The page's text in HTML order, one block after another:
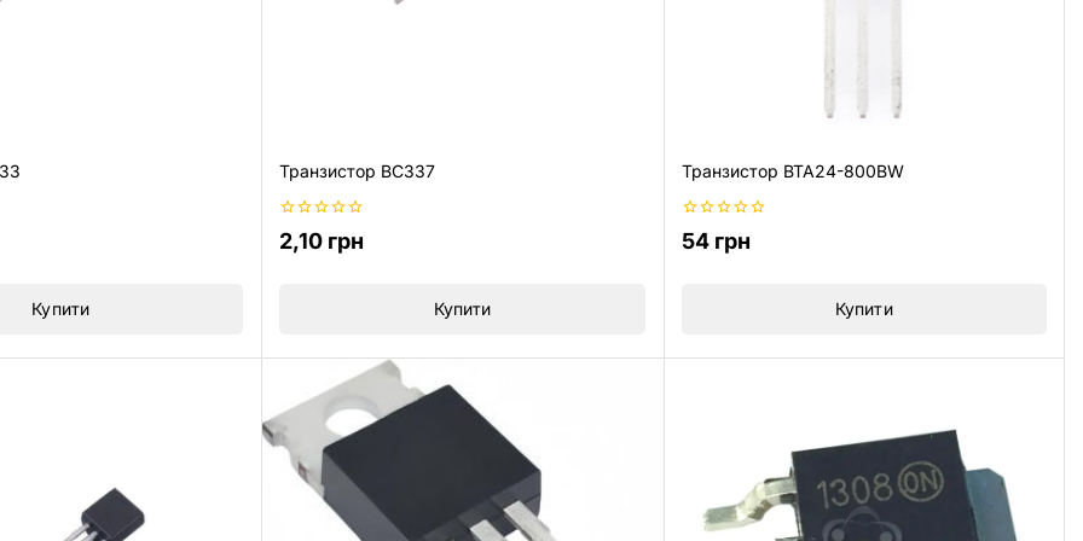
Купити
Транзистор BC337
0
з
2,10 грн
Купити
Транзистор BTA24-800BW
0
з
54 грн
Купити